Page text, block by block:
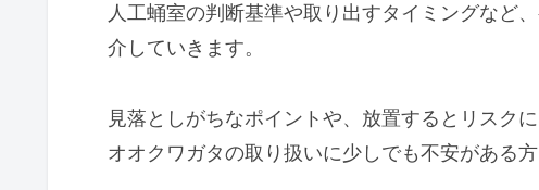
人工蛹室の判断基準や取り出すタイミングなど
介していきます。
見落としがちなポイントや、放置するとリスク
オオクワガタの取り扱いに少しでも不安がある